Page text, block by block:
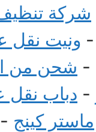
شركة تنظيف
- ونيت
- شحن من
- دباب
ماستر كينج -